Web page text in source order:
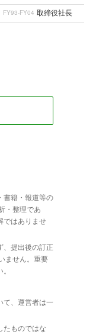
FY93-FY04 取締役社長
書籍・報道等の
・整理であ
ではありませ
、提出後の訂正
ません。重要
て、運営者は一
たものではな